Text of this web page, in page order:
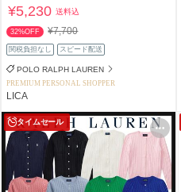
¥5,230送料込
32%OFF ¥7,700
関税負担なし スピード配送
POLO RALPH LAUREN
PREMIUM PERSONAL SHOPPER
LICA
タイムセール